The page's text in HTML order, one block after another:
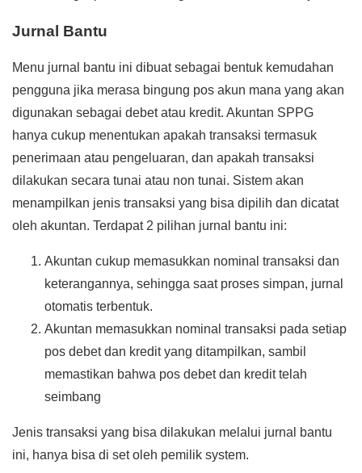
Jurnal Bantu
Menu jurnal bantu ini dibuat sebagai bentuk kemudahan
pengguna jika merasa bingung pos akun mana yang akan
digunakan sebagai debet atau kredit. Akuntan SPPG
hanya cukup menentukan apakah transaksi termasuk
penerimaan atau pengeluaran, dan apakah transaksi
dilakukan secara tunai atau non tunai. Sistem akan
menampilkan jenis transaksi yang bisa dipilih dan dicatat
oleh akuntan. Terdapat 2 pilihan jurnal bantu ini:
Akuntan cukup memasukkan nominal transaksi dan
keterangannya, sehingga saat proses simpan, jurnal
otomatis terbentuk.
Akuntan memasukkan nominal transaksi pada setiap
pos debet dan kredit yang ditampilkan, sambil
memastikan bahwa pos debet dan kredit telah
seimbang
Jenis transaksi yang bisa dilakukan melalui jurnal bantu
ini, hanya bisa di set oleh pemilik system.